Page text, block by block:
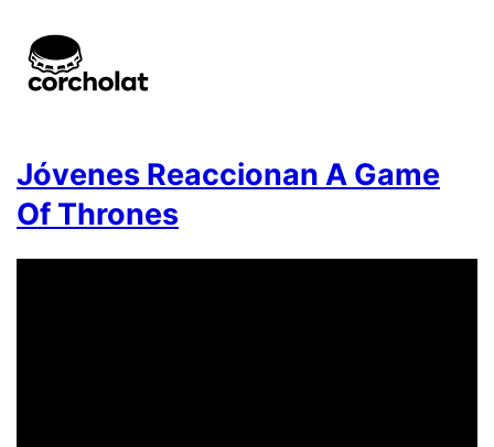
Jóvenes Reaccionan A Game
Of Thrones